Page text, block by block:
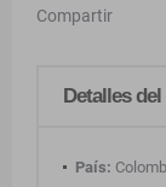
Compartir
Detalles
País: